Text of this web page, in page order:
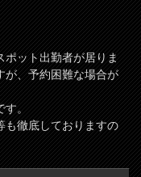
ポット出勤者が居りま
が、予約困難な場合が
す。
も徹底しておりますの